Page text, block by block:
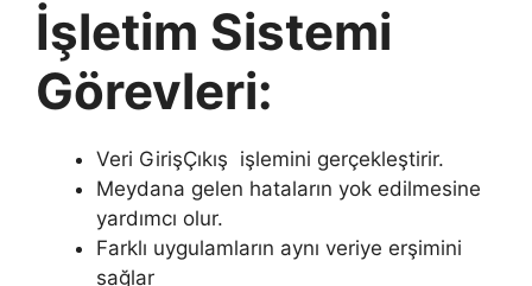
İşletim Sistemi
Görevleri:
Veri GirişÇıkış işlemini gerçekleştirir.
Meydana gelen hataların yok edilmesine
yardımcı olur.
Farklı uygulamların aynı veriye erşimini
sağlar